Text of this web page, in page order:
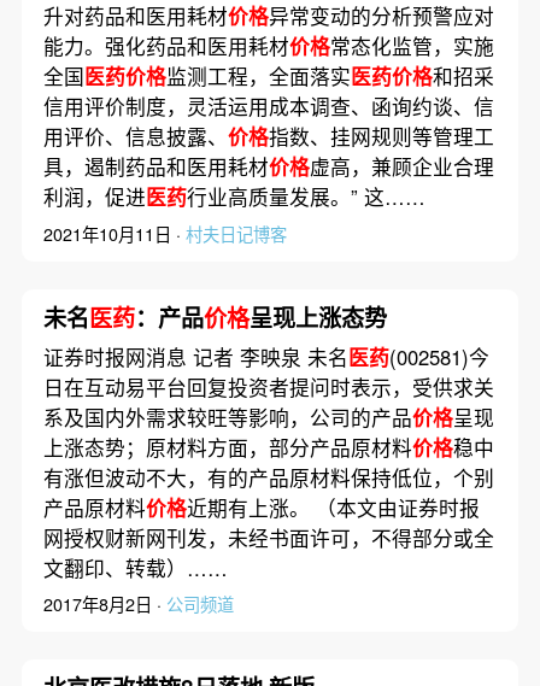
升对药品和医用耗材价格异常变动的分析预警应对
能力。强化药品和医用耗材价格常态化监管，实施
全国医药价格监测工程，全面落实医药价格和招采
信用评价制度，灵活运用成本调查、函询约谈、信
用评价、信息披露、 价格指数、挂网规则等管理工
具，遏制药品和医用耗材价格虚高，兼顾企业合理
利润，促进医药行业高质量发展。” 这……
2021年10月11日 · 村夫日记博客
未名医药：产品价格呈现上涨态势
证券时报网消息 记者 李映泉 未名医药(002581)今
日在互动易平台回复投资者提问时表示，受供求关
系及国内外需求较旺等影响，公司的产品价格呈现
上涨态势；原材料方面，部分产品原材料价格稳中
有涨但波动不大，有的产品原材料保持低位，个别
产品原材料价格近期有上涨。 （本文由证券时报
网授权财新网刊发，未经书面许可，不得部分或全
文翻印、转载）……
2017年8月2日 · 公司频道